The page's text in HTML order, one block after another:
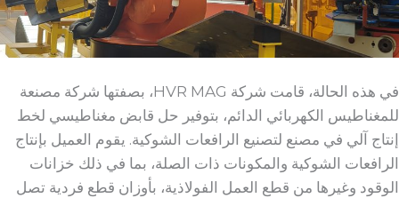
في هذه الحالة، قامت شركة HVR MAG، بصفتها شركة مصنعة
للمغناطيس الكهربائي الدائم، بتوفير حل قابض مغناطيسي لخط
إنتاج آلي في مصنع لتصنيع الرافعات الشوكية. يقوم العميل بإنتاج
الرافعات الشوكية والمكونات ذات الصلة، بما في ذلك خزانات
الوقود وغيرها من قطع العمل الفولاذية، بأوزان قطع فردية تصل